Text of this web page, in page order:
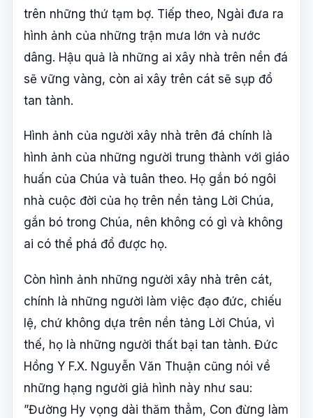
trên những thứ tạm bợ. Tiếp theo, Ngài đưa ra
hình ảnh của những trận mưa lớn và nước
dâng. Hậu quả là những ai xây nhà trên nền đá
sẽ vững vàng, còn ai xây trên cát sẽ sụp đổ
tan tành.
Hình ảnh của người xây nhà trên đá chính là
hình ảnh của những người trung thành với giáo
huấn của Chúa và tuân theo. Họ gắn bó ngôi
nhà cuộc đời của họ trên nền tảng Lời Chúa,
gắn bó trong Chúa, nên không có gì và không
ai có thể phá đổ được họ.
Còn hình ảnh những người xây nhà trên cát,
chính là những người làm việc đạo đức, chiếu
lệ, chứ không dựa trên nền tảng Lời Chúa, vì
thế, họ là những người thất bại tan tành. Đức
Hồng Y F.X. Nguyễn Văn Thuận cũng nói về
những hạng người giả hình này như sau:
”Đường Hy vọng dài thăm thẳm, Con đừng làm